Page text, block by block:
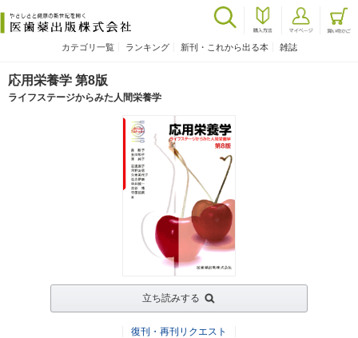
カテゴリ一覧 ランキング 新刊・これから出る本 雑誌
応用栄養学 第8版
ライフステージからみた人間栄養学
立ち読みする
復刊・再刊リクエスト